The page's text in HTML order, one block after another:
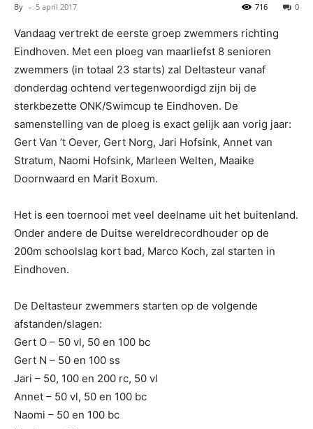
By - 5 april 2017 0
716
Vandaag vertrekt de eerste groep zwemmers richting
Eindhoven. Met een ploeg van maarliefst 8 senioren
zwemmers (in totaal 23 starts) zal Deltasteur vanaf
donderdag ochtend vertegenwoordigd zijn bij de
sterkbezette ONK/Swimcup te Eindhoven. De
samenstelling van de ploeg is exact gelijk aan vorig jaar:
Gert Van ’t Oever, Gert Norg, Jari Hofsink, Annet van
Stratum, Naomi Hofsink, Marleen Welten, Maaike
Doornwaard en Marit Boxum.
Het is een toernooi met veel deelname uit het buitenland.
Onder andere de Duitse wereldrecordhouder op de
200m schoolslag kort bad, Marco Koch, zal starten in
Eindhoven.
De Deltasteur zwemmers starten op de volgende
afstanden/slagen:
Gert O – 50 vl, 50 en 100 bc
Gert N – 50 en 100 ss
Jari – 50, 100 en 200 rc, 50 vl
Annet – 50 vl, 50 en 100 bc
Naomi – 50 en 100 bc